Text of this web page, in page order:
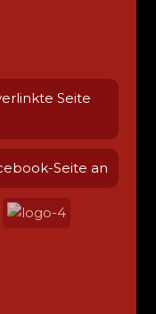
Seite
Seite an